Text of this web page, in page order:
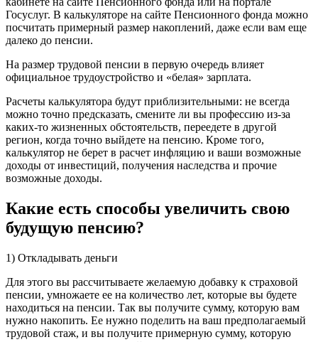
Госуслуг. В калькуляторе на сайте Пенсионного фонда можно
посчитать примерный размер накоплений, даже если вам еще
далеко до пенсии.
На размер трудовой пенсии в первую очередь влияет
официальное трудоустройство и «белая» зарплата.
Расчеты калькулятора будут приблизительными: не всегда
можно точно предсказать, смените ли вы профессию из-за
каких-то жизненных обстоятельств, переедете в другой
регион, когда точно выйдете на пенсию. Кроме того,
калькулятор не берет в расчет инфляцию и ваши возможные
доходы от инвестиций, получения наследства и прочие
возможные доходы.
Какие есть способы увеличить свою
будущую пенсию?
1) Откладывать деньги
Для этого вы рассчитываете желаемую добавку к страховой
пенсии, умножаете ее на количество лет, которые вы будете
находиться на пенсии. Так вы получите сумму, которую вам
нужно накопить. Ее нужно поделить на ваш предполагаемый
трудовой стаж, и вы получите примерную сумму, которую